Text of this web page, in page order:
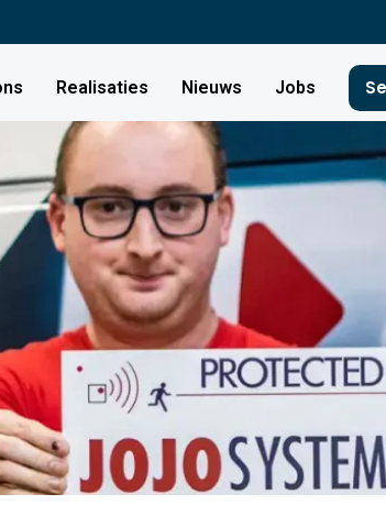
Realisaties Nieuws Jobs